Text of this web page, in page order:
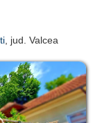
, jud. Valcea